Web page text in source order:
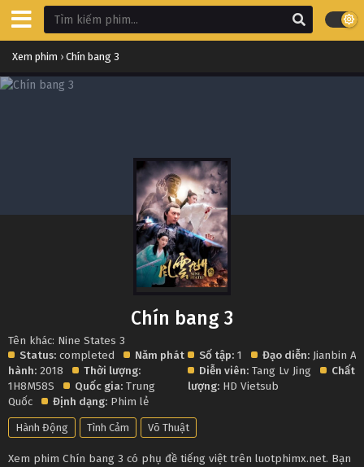
Xem phim › Chín bang 3
Chín bang 3
Tên khác: Nine States 3
Status: completed
Năm phát
hành: 2018
Thời lượng:
1H8M58S
Quốc gia: Trung
Quốc
Định dạng: Phim lẻ
Số tập: 1 Đạo diễn: Jianbin An
Diễn viên: Tang Lv Jing
Chất
lượng: HD Vietsub
Hành Động Tình Cảm Võ Thuật
Xem phim Chín bang 3 có phụ đề tiếng việt trên luotphimx.net. Bạn